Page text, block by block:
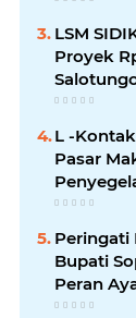
LSM
Proyek
untuk
L -
Pasar
Peringati
Bupati
Peran
Generasi